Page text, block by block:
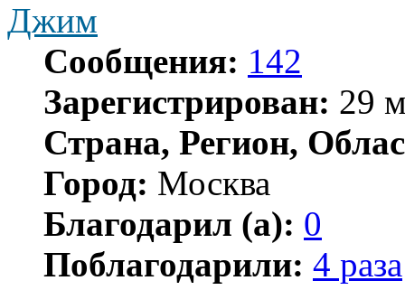
Джим
Сообщения: 142
Зарегистрирован: 29
Страна, Регион,
Город: Москва
Благодарил (а): 0
Поблагодарили: 4 раза